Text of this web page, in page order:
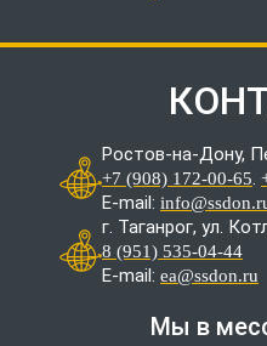
Ростов-на-Дону,
+7 (908) 172-00-65.
E-mail:
г. Таганрог, ул.
8 (951) 535-04-44
E-mail: ea@ssdon.ru
Мы в